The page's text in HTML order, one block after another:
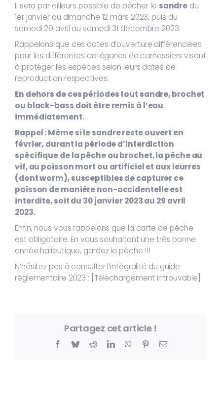
Il sera par ailleurs possible de pêcher le sandre du
1er janvier au dimanche 12 mars 2023, puis du
samedi 29 avril au samedi 31 décembre 2023.
Rappelons que ces dates d’ouverture différenciées
pour les différentes catégories de carnassiers visent
à protéger les espèces selon leurs dates de
reproduction respectives.
En dehors de ces périodes tout sandre, brochet
ou black-bass doit être remis à l’eau
immédiatement.
Rappel :Même si le sandre reste ouvert en
février, durant la période d’interdiction
spécifique de la pêche au brochet, la pêche au
vif, au poisson mort ou artificiel et aux leurres
(dont worm), susceptibles de capturer ce
poisson de manière non-accidentelle est
interdite, soit du 30 janvier 2023 au 29 avril
2023.
Enfin, nous vous rappelons que la carte de pêche
est obligatoire. En vous souhaitant une très bonne
année halieutique, gardez la pêche !!!
N’hésitez pas à consulter l’intégralité du guide
réglementaire 2023 : [Téléchargement introuvable]
Partagez cet article !
Facebook
BlueskyRedditLinkedInWhatsApp
PinterestEmail